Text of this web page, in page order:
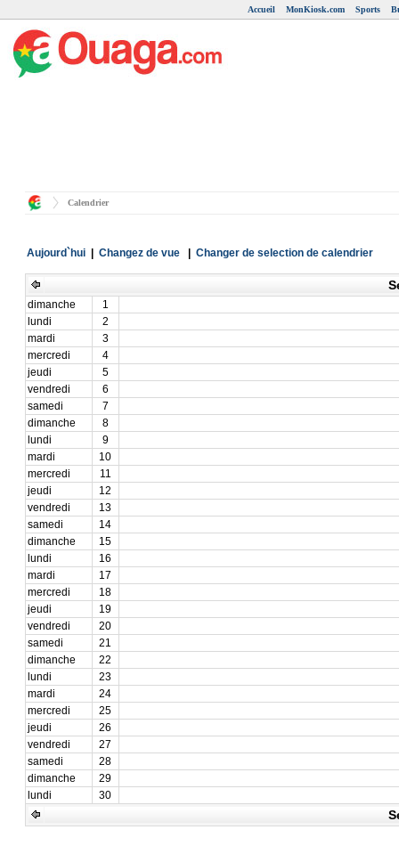
Accueil MonKiosk.com Sports
Calendrier
Aujourd`hui| Changez de vue| Changer de selection de calendrier
dimanche
1
lundi
2
mardi
3
mercredi
4
jeudi
5
vendredi
6
samedi
7
dimanche
8
lundi
9
mardi
10
mercredi
11
jeudi
12
vendredi
13
samedi
14
dimanche
15
lundi
16
mardi
17
mercredi
18
jeudi
19
vendredi
20
samedi
21
dimanche
22
lundi
23
mardi
24
mercredi
25
jeudi
26
vendredi
27
samedi
28
dimanche
29
lundi
30